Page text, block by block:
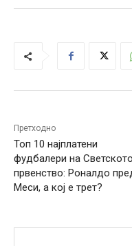
Претходно
Топ 10 најплатени
фудбалери на Светското
првенство: Роналдо
Меси, а кој е трет?